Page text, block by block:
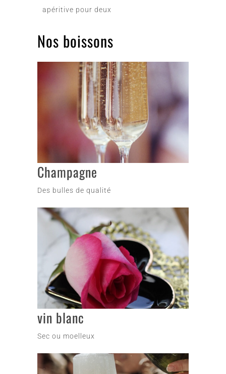
apéritive pour deux
Nos boissons
Champagne
Des bulles de qualité
vin blanc
Sec ou moelleux